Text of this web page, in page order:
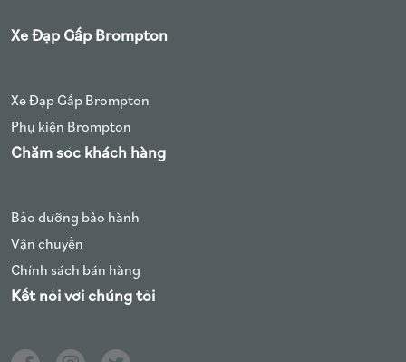
Xe Đạp Gấp Brompton
Xe Đạp Gấp Brompton
Phụ kiện Brompton
Chăm sóc khách hàng
Bảo dưỡng bảo hành
Vận chuyển
Chính sách bán hàng
Kết nối với chúng tôi